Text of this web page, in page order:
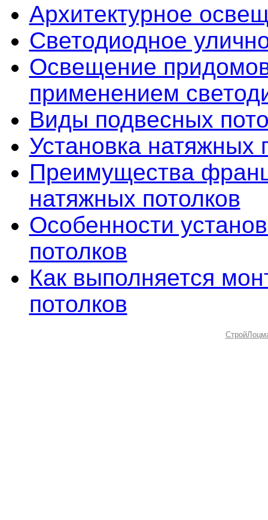
Архитектурное
Светодиодное
Освещение
применением
Виды подвесных
Установка натяжных
Преимущества
натяжных потолков
Особенности
потолков
Как выполняется
потолков